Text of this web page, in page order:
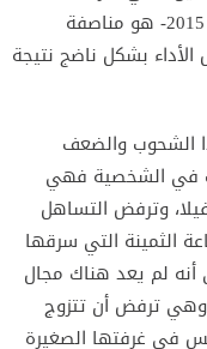
منة جائزة أحسن ممثلة في مهرجان دبي 2015- هو مناصفة
الأداء بشكل ناضج نتيجة
الشحوب والضعف
في الشخصية فهي
وترفض التساهل
الثمينة التي سرقها
لم يعد هناك مجال
ترفض أن تتزوج
في غرفتها الصغيرة